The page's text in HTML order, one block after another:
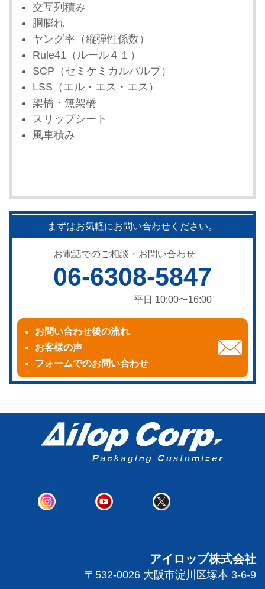
交互列積み
胴膨れ
ヤング率（縦弾性係数）
Rule41（ルール４１）
SCP（セミケミカルパルプ）
LSS（エル・エス・エス）
架橋・無架橋
スリップシート
風車積み
まずはお気軽にお問い合わせください。
お電話でのご相談・お問い合わせ
06-6308-5847
平日 10:00〜16:00
お問い合わせ後の流れ
お客様の声
フォームでのお問い合わせ
アイロップ株式会社
〒532-0026 大阪市淀川区塚本 3-6-9